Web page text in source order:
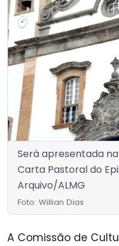
Será apresentada
Carta Pastoral do
Arquivo/ALMG
Foto: Willian Dias
A Comissão de